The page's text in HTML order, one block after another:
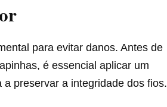
para evitar danos. Antes de
é essencial aplicar um
preservar a integridade dos fios.